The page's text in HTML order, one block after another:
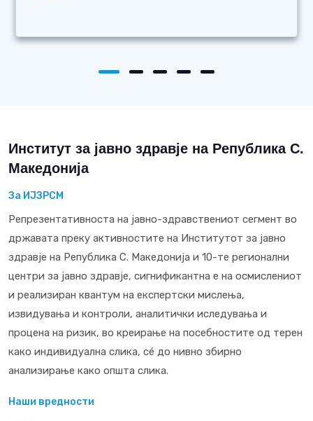
Институт за јавно здравје на Република С.
Македонија
За ИЈЗРСМ
Репрезентативноста на јавно-здравствениот сегмент во
државата преку активностите на Институтот за јавно
здравје на Република С. Македонија и 10-те регионални
центри за јавно здравје, сигнификантна е на осмислениот
и реализиран квантум на експертски мислења,
извидувања и контроли, аналитички иследувања и
процена на ризик, во креирање на посебностите од терен
како индивидуална слика, сé до нивно збирно
анализирање како општа слика.
Наши вредности